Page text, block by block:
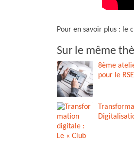
Pour en savoir plus : le
Sur le même
8ème
pour le